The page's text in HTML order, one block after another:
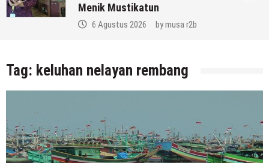
Menik Mustikatun
6 Agustus 2026 bymusa r2b
Tag: keluhan nelayan rembang